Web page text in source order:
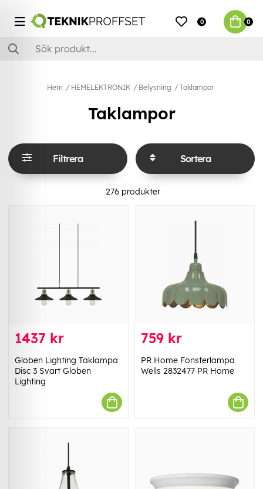
0 0
Hem HEMELEKTRONIK Belysning Taklampor
Taklampor
Filtrera Sortera
276produkter
1437 kr
Globen Lighting Taklampa
Disc 3 Svart Globen
Lighting
759 kr
PR Home Fönsterlampa
Wells 2832477 PR Home